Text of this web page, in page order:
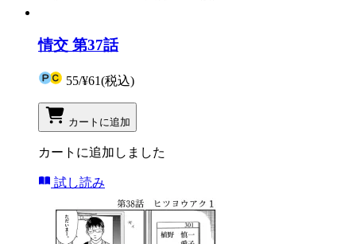
情交 第37話
55/¥61(税込)
カートに追加
カートに追加しました
試し読み